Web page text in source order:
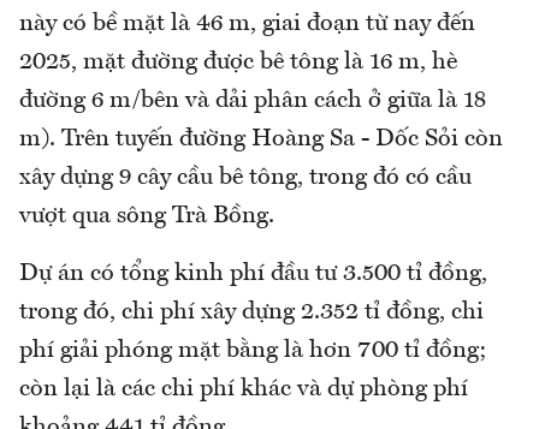
này có bề mặt là 46 m, giai đoạn từ nay đến
2025, mặt đường được bê tông là 16 m, hè
đường 6 m/bên và dải phân cách ở giữa là 18
m). Trên tuyến đường Hoàng Sa - Dốc Sỏi còn
xây dựng 9 cây cầu bê tông, trong đó có cầu
vượt qua sông Trà Bồng.
Dự án có tổng kinh phí đầu tư 3.500 tỉ đồng,
trong đó, chi phí xây dựng 2.352 tỉ đồng, chi
phí giải phóng mặt bằng là hơn 700 tỉ đồng;
còn lại là các chi phí khác và dự phòng phí